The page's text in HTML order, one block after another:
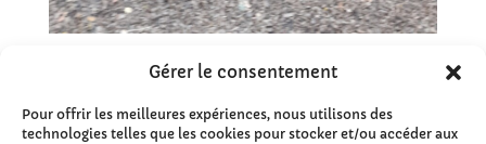
Gérer le consentement
Pour offrir les meilleures expériences, nous utilisons des
technologies telles que les cookies pour stocker et/ou accéder aux